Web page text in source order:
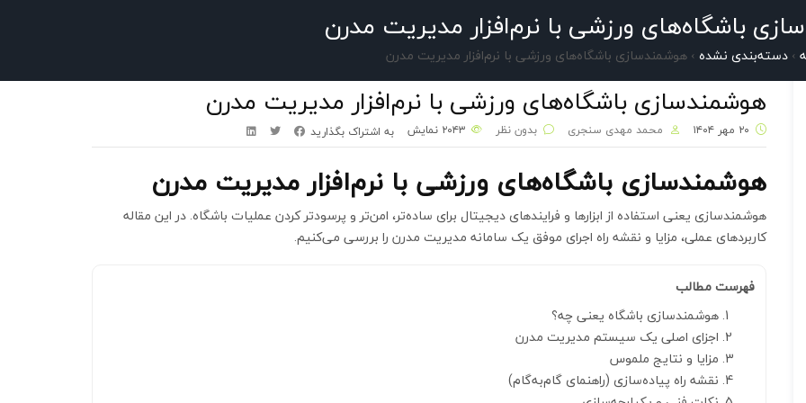
سوالات متداول تماس با ما بلاگ
باشگاه‌های ورزشی با نرم‌افزار مدیریت مدرن
› دسته‌بندی نشده › هوشمندسازی باشگاه‌های ورزشی با نرم‌افزار مدیریت مدرن
هوشمندسازی باشگاه‌های ورزشی با نرم‌افزار مدیریت مدرن
محمد مهدی سنجری بدون نظر نمایش به اشتراک بگذارید
هوشمندسازی باشگاه‌های ورزشی با نرم‌افزار مدیریت مدرن
هوشمندسازی یعنی استفاده از ابزارها و فرایندهای دیجیتال برای ساده‌تر، امن‌تر و پرسودتر کردن عملیات باشگاه. در این مقاله
کاربردهای عملی، مزایا و نقشه راه اجرای موفق یک سامانه مدیریت مدرن را بررسی می‌کنیم.
فهرست مطالب
هوشمندسازی باشگاه یعنی چه؟
اجزای اصلی یک سیستم مدیریت مدرن
مزایا و نتایج ملموس
نقشه راه پیاده‌سازی (راهنمای گام‌به‌گام)